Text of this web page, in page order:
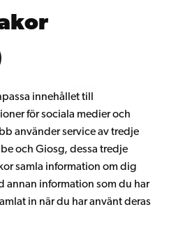
innehållet till
för sociala medier och
använder service av tredje
och Giosg, dessa tredje
samla information om dig
annan information som du har
in när du har använt deras
alumnnätverk
LinkedIn Blog Snapchat